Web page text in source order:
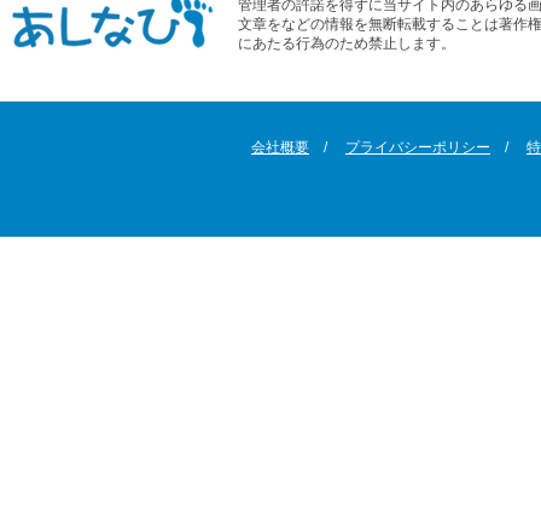
管理者の許諾を得ずに当サイト内のあらゆる
文章をなどの情報を無断転載することは著作
にあたる行為のため禁止します。
会社概要 プライバシーポリシー